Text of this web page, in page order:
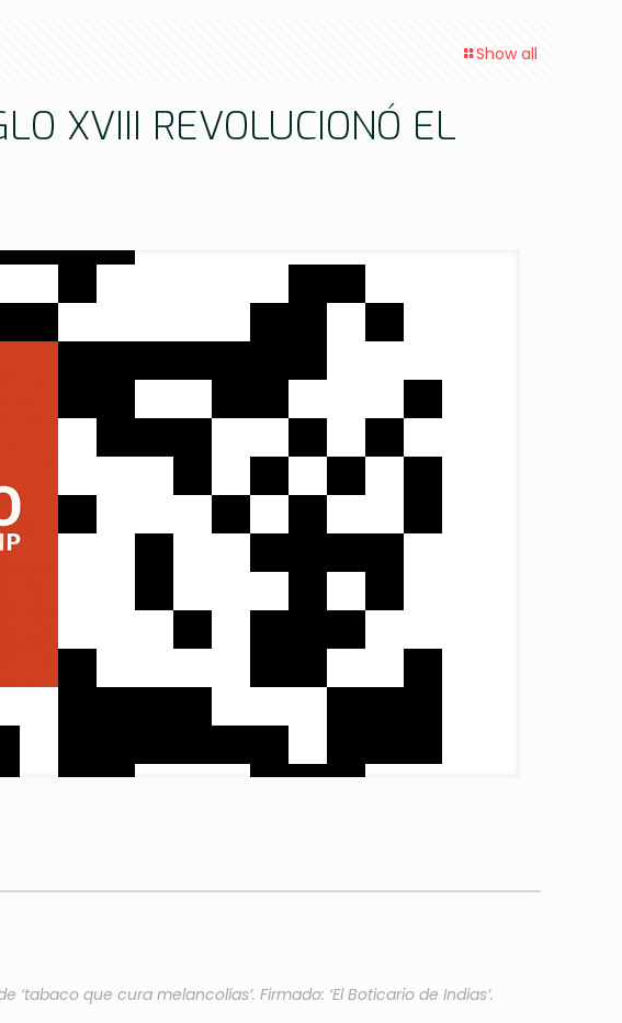
Show all
XVIII REVOLUCIONÓ EL
que cura melancolías’. Firmado: ‘El Boticario de Indias’.